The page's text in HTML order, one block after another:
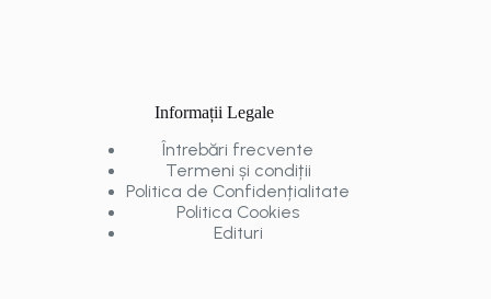
Informații Legale
Întrebări frecvente
Termeni și condiții
Politica de Confidențialitate
Politica Cookies
Edituri